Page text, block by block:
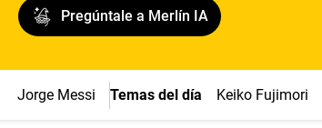
Pregúntale a Merlín IA
Jorge Messi Temas del día Keiko Fujimori